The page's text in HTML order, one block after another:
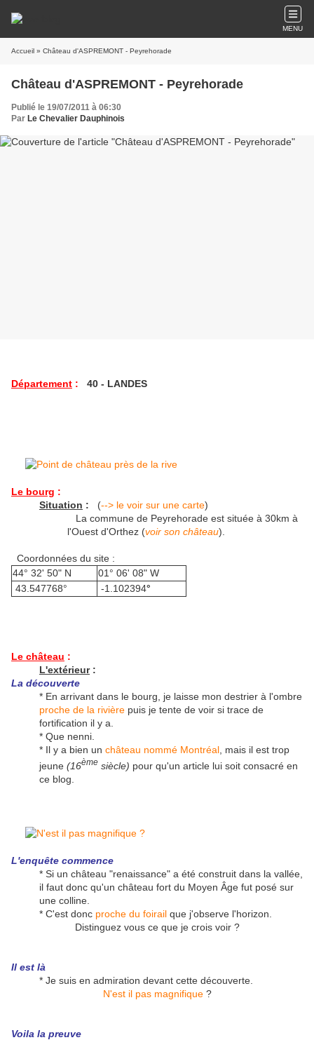
MENU
Accueil » Château d'ASPREMONT - Peyrehorade
Château d'ASPREMONT - Peyrehorade
Publié le 19/07/2011 à 06:30
Par Le Chevalier Dauphinois
Département : 40 - LANDES
Le bourg :
Situation : (--> le voir sur une carte)
La commune de Peyrehorade est située à 30km à
l'Ouest d'Orthez (voir son château).
Coordonnées du site :
44° 32' 50" N
01° 06' 08" W
43.547768°
-1.102394°
Le château :
L'extérieur:
La découverte
* En arrivant dans le bourg, je laisse mon destrier à l'ombre
proche de la rivière puis je tente de voir si trace de
fortification il y a.
* Que nenni.
* Il y a bien un château nommé Montréal , mais il est trop
jeune (16ème siècle) pour qu'un article lui soit consacré en
ce blog.
L'enquête commence
* Si un château "renaissance" a été construit dans la vallée,
il faut donc qu'un château fort du Moyen Âge fut posé sur
une colline.
* C'est donc proche du foirail que j'observe l'horizon.
Distinguez vous ce que je crois voir ?
Il est là
* Je suis en admiration devant cette découverte.
N'est il pas magnifique?
Voila la preuve